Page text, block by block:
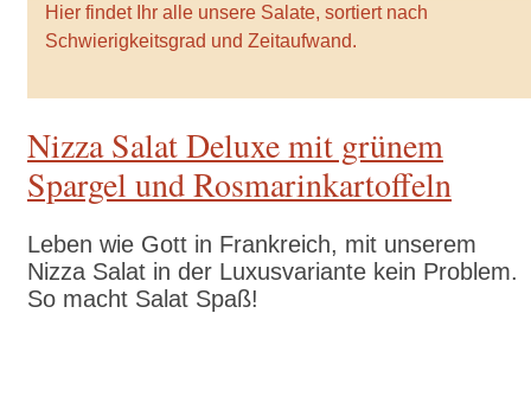
Hier findet Ihr alle unsere Salate, sortiert nach
Schwierigkeitsgrad und Zeitaufwand.
Nizza Salat Deluxe mit grünem
Spargel und Rosmarinkartoffeln
Leben wie Gott in Frankreich, mit unserem
Nizza Salat in der Luxusvariante kein Problem.
So macht Salat Spaß!